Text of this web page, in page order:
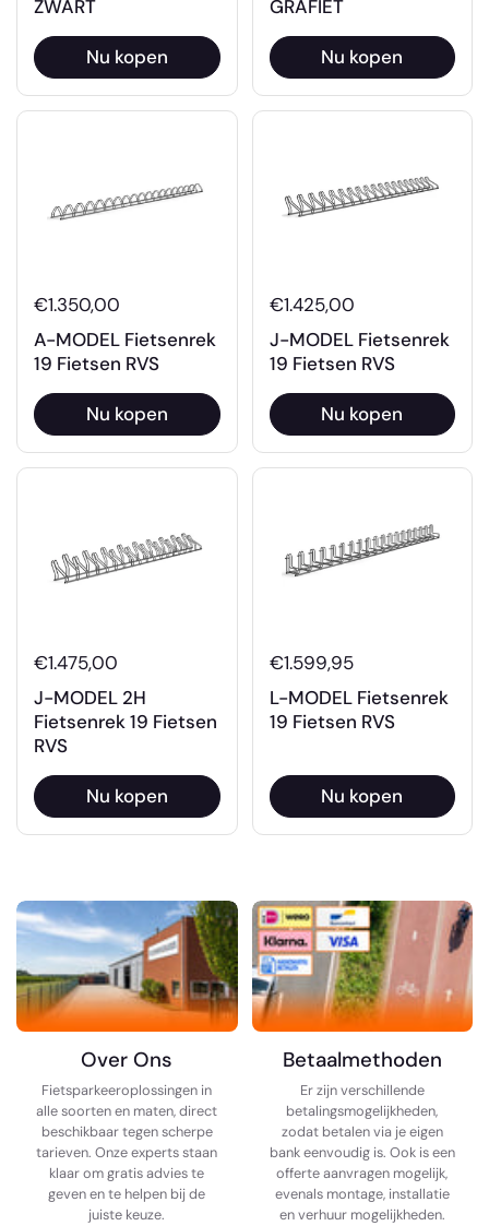
ZWART
Nu kopen
GRAFIET
Nu kopen
€1.350,00
A-MODEL Fietsenrek
19 Fietsen RVS
Nu kopen
€1.425,00
J-MODEL Fietsenrek
19 Fietsen RVS
Nu kopen
€1.475,00
J-MODEL 2H
Fietsenrek 19 Fietsen
RVS
Nu kopen
€1.599,95
L-MODEL Fietsenrek
19 Fietsen RVS
Nu kopen
Over Ons
Fietsparkeeroplossingen in
alle soorten en maten, direct
beschikbaar tegen scherpe
tarieven. Onze experts staan
klaar om gratis advies te
geven en te helpen bij de
juiste keuze.
Betaalmethoden
Er zijn verschillende
betalingsmogelijkheden,
zodat betalen via je eigen
bank eenvoudig is. Ook is een
offerte aanvragen mogelijk,
evenals montage, installatie
en verhuur mogelijkheden.